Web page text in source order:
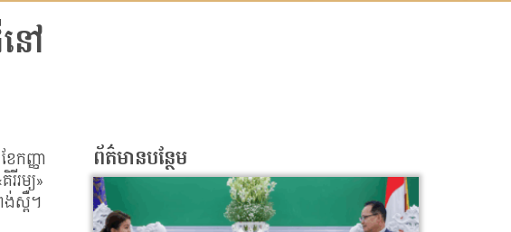
នៅ
កញ្ញា
រម្យ»
ស្ពឺ។
ព័ត៌មានបន្ថែម